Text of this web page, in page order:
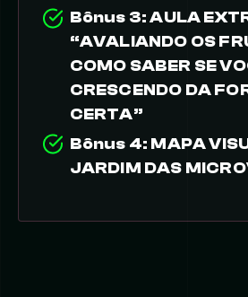
Bônus 3:AULA
“AVALIANDO OS
COMO SABER SE
CRESCENDO DA
CERTA”
Bônus 4: MAPA
JARDIM DAS